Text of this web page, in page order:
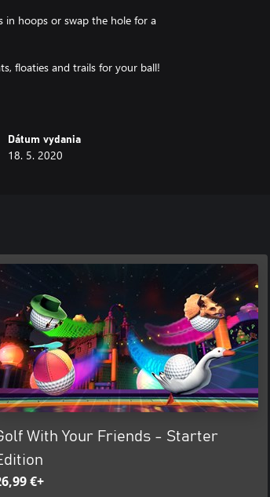
in hoops or swap the hole for a
floaties and trails for your ball!
Dátum vydania
18. 5. 2020
With Your Friends - Starter
€+